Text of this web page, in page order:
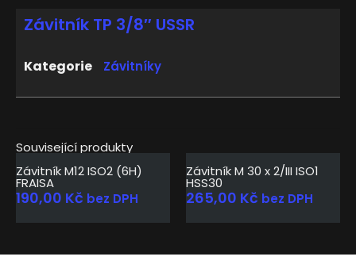
Související produkty
Závitník M12 ISO2 (6H)
FRAISA
190,00 Kč bez DPH
Závitník M 30 x 2/III ISO1
HSS30
265,00 Kč bez DPH
Závitník TP 3/8″ USSR
Kategorie Závitníky